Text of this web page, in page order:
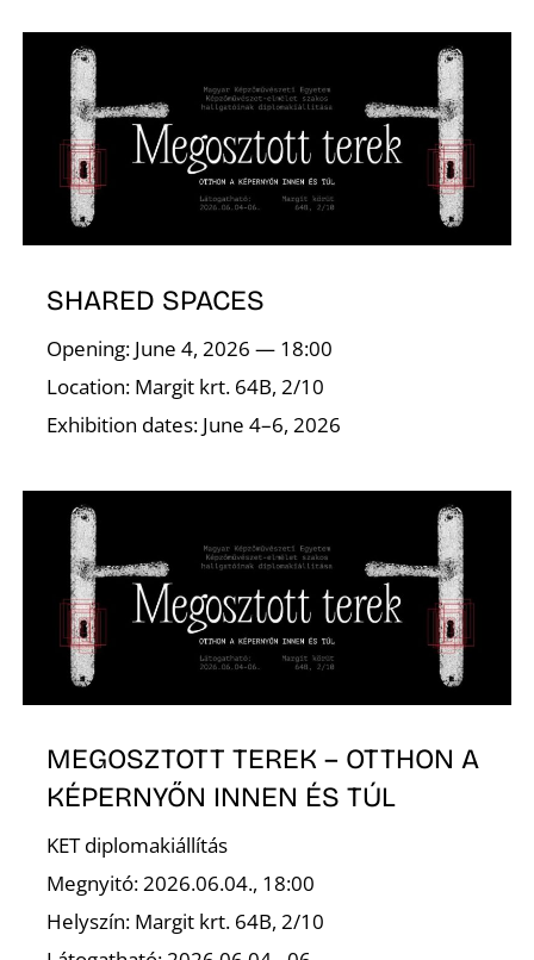
SHARED SPACES
Opening: June 4, 2026 — 18:00
Location: Margit krt. 64B, 2/10
Exhibition dates: June 4–6, 2026
MEGOSZTOTT TEREK – OTTHON A
KÉPERNYŐN INNEN ÉS TÚL
KET diplomakiállítás
Megnyitó: 2026.06.04., 18:00
Helyszín: Margit krt. 64B, 2/10